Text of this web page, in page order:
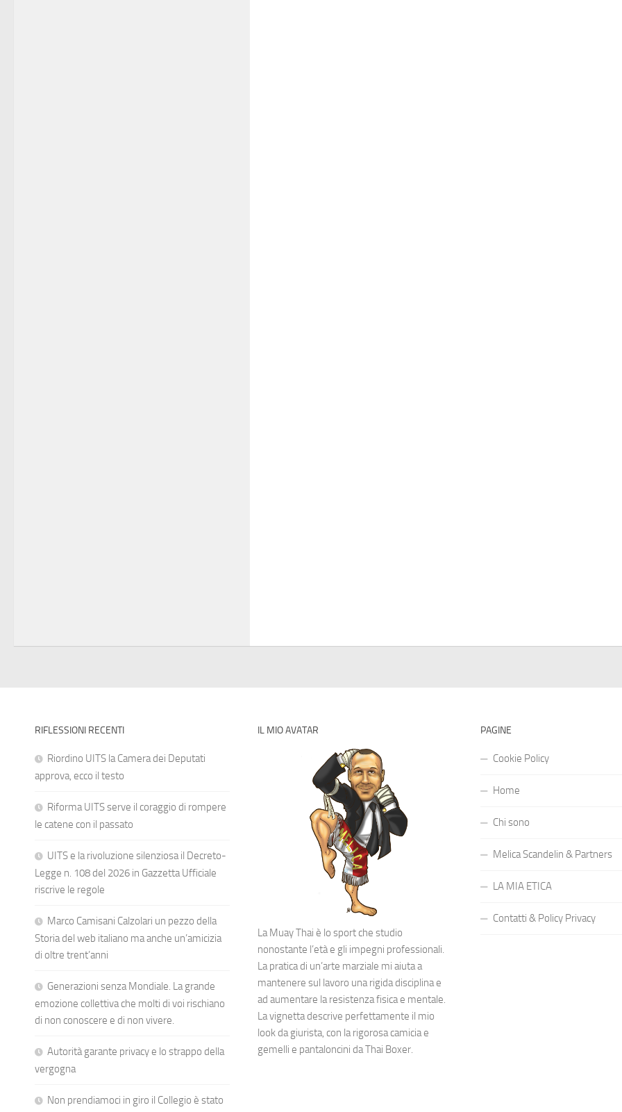
RIFLESSIONI RECENTI
Riordino UITS la Camera dei Deputati
approva, ecco il testo
Riforma UITS serve il coraggio di rompere
le catene con il passato
UITS e la rivoluzione silenziosa il Decreto-
Legge n. 108 del 2026 in Gazzetta Ufficiale
riscrive le regole
Marco Camisani Calzolari un pezzo della
Storia del web italiano ma anche un’amicizia
di oltre trent’anni
Generazioni senza Mondiale. La grande
emozione collettiva che molti di voi rischiano
di non conoscere e di non vivere.
Autorità garante privacy e lo strappo della
vergogna
Non prendiamoci in giro il Collegio è stato
IL MIO AVATAR
La Muay Thai è lo sport che studio
nonostante l’età e gli impegni professionali.
La pratica di un’arte marziale mi aiuta a
mantenere sul lavoro una rigida disciplina e
ad aumentare la resistenza fisica e mentale.
La vignetta descrive perfettamente il mio
look da giurista, con la rigorosa camicia e
gemelli e pantaloncini da Thai Boxer.
PAGINE
Cookie Policy
Home
Chi sono
Melica Scandelin & Partners
LA MIA ETICA
Contatti & Policy Privacy